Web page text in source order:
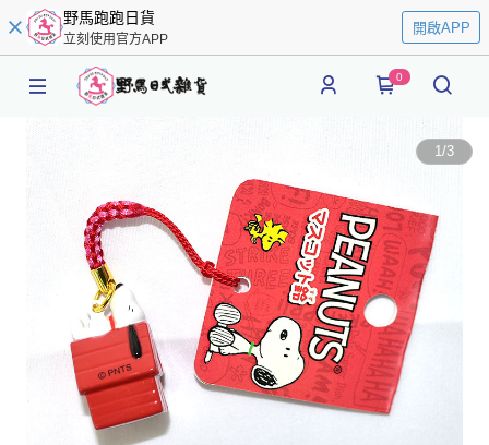
野馬跑跑日貨
立刻使用官方APP
開啟APP
0
1/3